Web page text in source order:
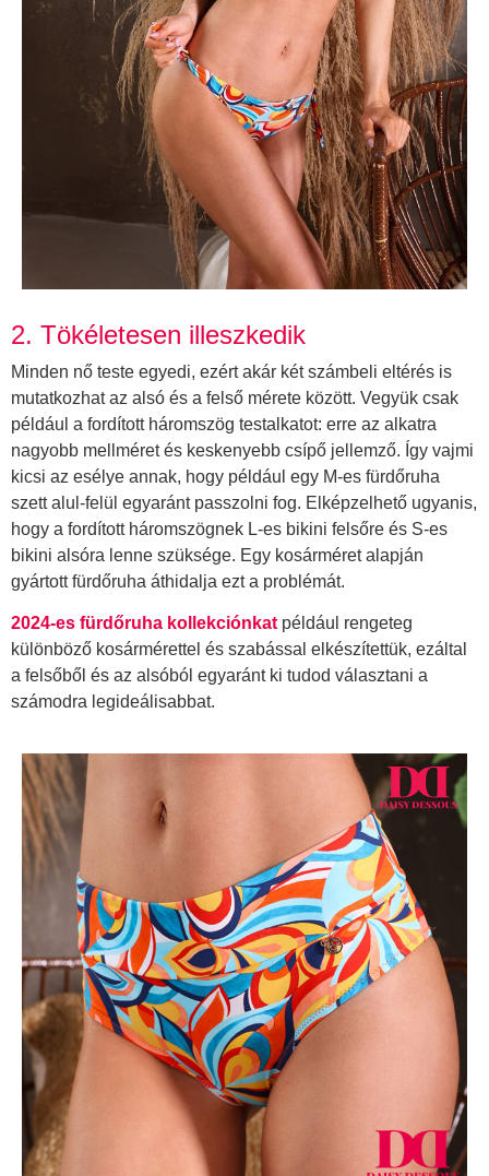
2. Tökéletesen illeszkedik
Minden nő teste egyedi, ezért akár két számbeli eltérés is
mutatkozhat az alsó és a felső mérete között. Vegyük csak
például a fordított háromszög testalkatot: erre az alkatra
nagyobb mellméret és keskenyebb csípő jellemző. Így vajmi
kicsi az esélye annak, hogy például egy M-es fürdőruha
szett alul-felül egyaránt passzolni fog. Elképzelhető ugyanis,
hogy a fordított háromszögnek L-es bikini felsőre és S-es
bikini alsóra lenne szüksége. Egy kosárméret alapján
gyártott fürdőruha áthidalja ezt a problémát.
2024-es fürdőruha kollekciónkat például rengeteg
különböző kosármérettel és szabással elkészítettük, ezáltal
a felsőből és az alsóból egyaránt ki tudod választani a
számodra legideálisabbat.